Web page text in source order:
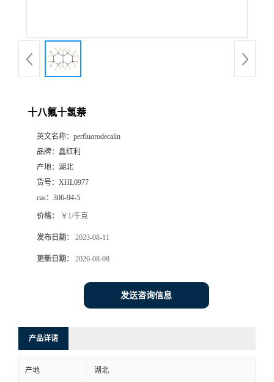
十八氟十氢萘
英文名称： perfluorodecalin
品牌： 鑫红利
产地： 湖北
货号： XHL0977
cas： 306-94-5
价格： ￥1/千克
发布日期： 2023-08-11
更新日期： 2026-08-08
发送咨询信息
产品详请
产地 湖北